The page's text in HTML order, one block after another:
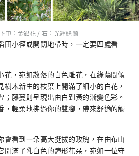
中：金銀花 / 右：光輝絲蘭
田小徑或開闊地帶時，一定要四處看
花，宛如散落的白色雕花，在綠蔭間傾
樹木新生的枝葉上開滿了細小的白花，
；藤蔓則呈現出由白到黃的漸變色彩。
，輕柔地拂過你的雙腳，帶來舒適的觸
會看到一朵高大挺拔的玫瑰，在由布山
開滿了乳白色的鐘形花朵，宛如一位守